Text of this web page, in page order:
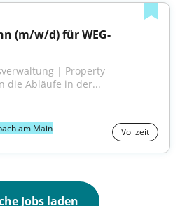
(m/w/d) für WEG-
| Property
die Abläufe in der...
am Main Vollzeit
Jobs laden